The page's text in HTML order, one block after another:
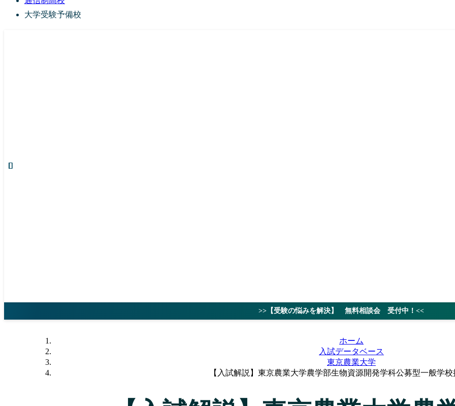
大学受験予備校
>>【受験の悩みを解決】 無料相談会 受付中！<<
ホーム
入試データベース
東京農業大学
【入試解説】東京農業大学農学部生物資源開発学科公募型一般学